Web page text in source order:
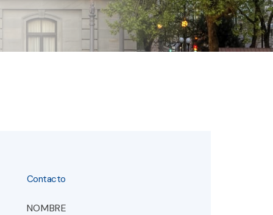
Contacto
NOMBRE